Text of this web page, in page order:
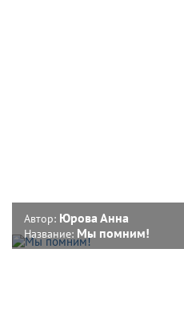
Автор: Юрова Анна
Название: Мы помним!